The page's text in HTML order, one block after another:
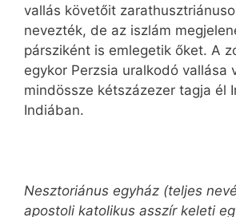
vallás követőit
nevezték, de az iszlám
pársziként is emlegetik őket. A
egykor Perzsia uralkodó vallása
mindössze kétszázezer tagja él
Indiában.
Nesztoriánus egyház (teljes
apostoli katolikus asszír keleti